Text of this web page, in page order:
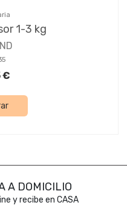
1-3 kg
€
A DOMICILIO
y recibe en CASA